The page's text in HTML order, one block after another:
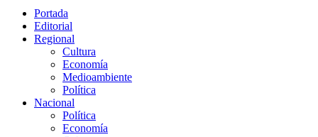
Portada
Editorial
Regional
Cultura
Economía
Medioambiente
Política
Nacional
Política
Economía